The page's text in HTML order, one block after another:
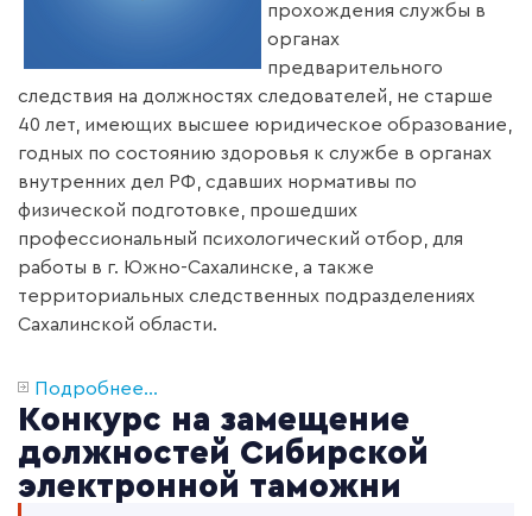
прохождения службы в
органах
предварительного
следствия на должностях следователей, не старше
40 лет, имеющих высшее юридическое образование,
годных по состоянию здоровья к службе в органах
внутренних дел РФ, сдавших нормативы по
физической подготовке, прошедших
профессиональный психологический отбор, для
работы в г. Южно-Сахалинске, a также
территориальных следственных подразделениях
Сахалинской области.
Подробнее...
Конкурс на замещение
должностей Сибирской
электронной таможни